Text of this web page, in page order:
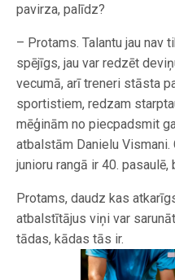
pavirza, palīdz?
– Protams. Talantu jau nav
spējīgs, jau var redzēt
vecumā, arī treneri stāsta
sportistiem, redzam
mēģinām no ­piec­padsmit
atbalstām Danielu
junioru rangā ir 40. pasaulē,
Protams, daudz kas
atbalstītājus viņi var
tādas, kādas tās ir.